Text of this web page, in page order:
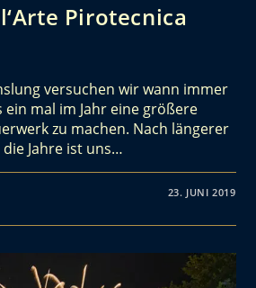
Pirotecnica
versuchen wir wann immer
ein mal im Jahr eine größere
zu machen. Nach längerer
Jahre ist uns…
23. JUNI 2019